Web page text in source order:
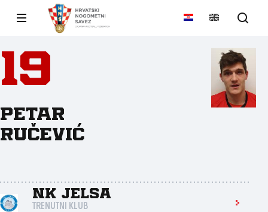
19
Petar
Ručević
NK Jelsa
TRENUTNI KLUB